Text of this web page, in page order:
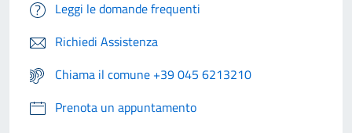
Leggi le domande frequenti
Richiedi Assistenza
Chiama il comune +39 045 6213210
Prenota un appuntamento